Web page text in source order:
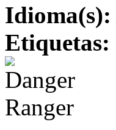
Idioma(s):
Etiquetas: